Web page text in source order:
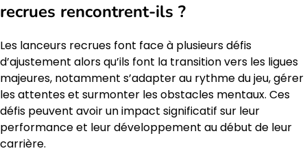
recrues rencontrent-ils ?
Les lanceurs recrues font face à plusieurs défis
d’ajustement alors qu’ils font la transition vers les ligues
majeures, notamment s’adapter au rythme du jeu, gérer
les attentes et surmonter les obstacles mentaux. Ces
défis peuvent avoir un impact significatif sur leur
performance et leur développement au début de leur
carrière.